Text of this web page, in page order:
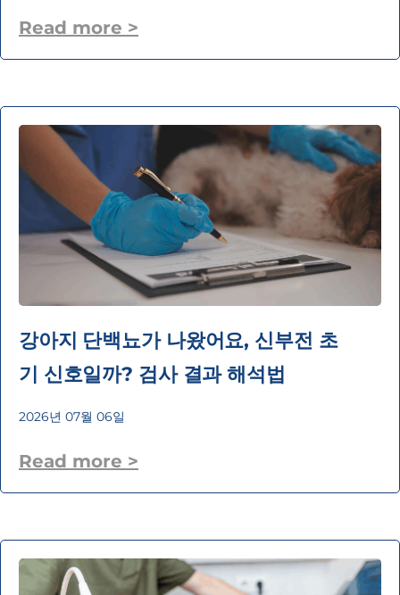
Read more >
강아지 단백뇨가 나왔어요, 신부전 초
기 신호일까? 검사 결과 해석법
2026년 07월 06일
Read more >